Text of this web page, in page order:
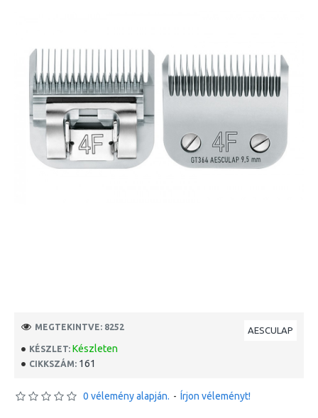
KÉSZLET: Készleten
CIKKSZÁM: 161
AESCULAP
MEGTEKINTVE: 8252
0 vélemény alapján. - Írjon véleményt!